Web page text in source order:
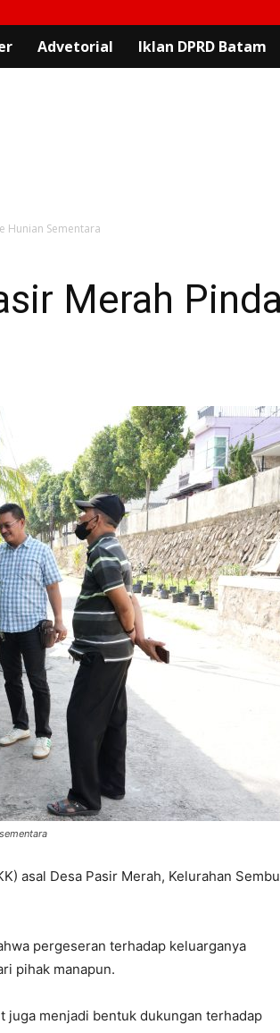
Advetorial Iklan DPRD Batam
Hunian Sementara
Merah
asal Desa Pasir Merah, Kelurahan
pergeseran terhadap keluarganya
pihak manapun.
juga menjadi bentuk dukungan terhadap